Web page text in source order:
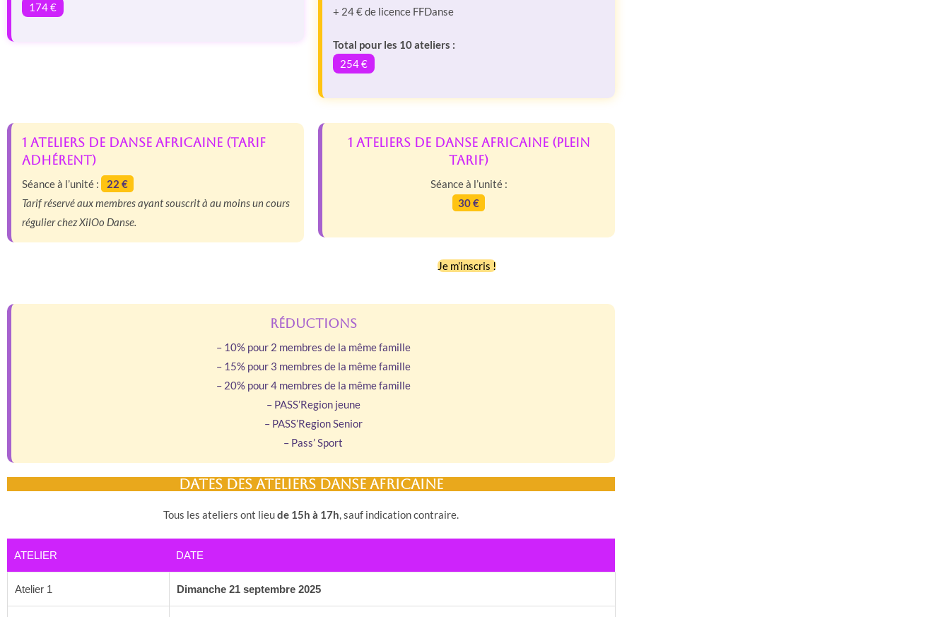
174 €
+ 24 € de licence FFDanse
Total pour les 10 ateliers :
254 €
1 Ateliers de Danse Africaine (tarif
adhérent)
Séance à l’unité :
22 €
Tarif réservé aux membres ayant souscrit à au moins un cours
régulier chez XilOo Danse.
1 Ateliers de Danse Africaine (plein
tarif)
Séance à l’unité :
30 €
Je m’inscris !
Réductions
– 10% pour 2 membres de la même famille
– 15% pour 3 membres de la même famille
– 20% pour 4 membres de la même famille
– PASS’Region jeune
– PASS’Region Senior
– Pass’ Sport
dates des ateliers danse africaine
Tous les ateliers ont lieude 15h à 17h, sauf indication contraire.
ATELIER DATE
Atelier 1 Dimanche 21 septembre 2025